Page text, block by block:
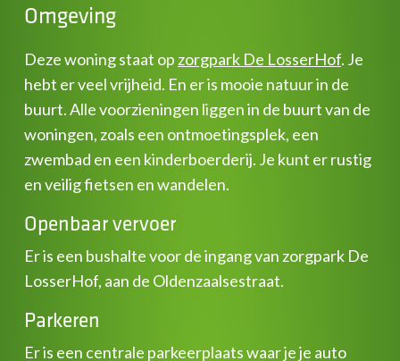
Omgeving
Deze woning staat op zorgpark De LosserHof. Je
hebt er veel vrijheid. En er is mooie natuur in de
buurt. Alle voorzieningen liggen in de buurt van de
woningen, zoals een ontmoetingsplek, een
zwembad en een kinderboerderij. Je kunt er rustig
en veilig fietsen en wandelen.
Openbaar vervoer
Er is een bushalte voor de ingang van zorgpark De
LosserHof, aan de Oldenzaalsestraat.
Parkeren
Er is een centrale parkeerplaats waar je je auto